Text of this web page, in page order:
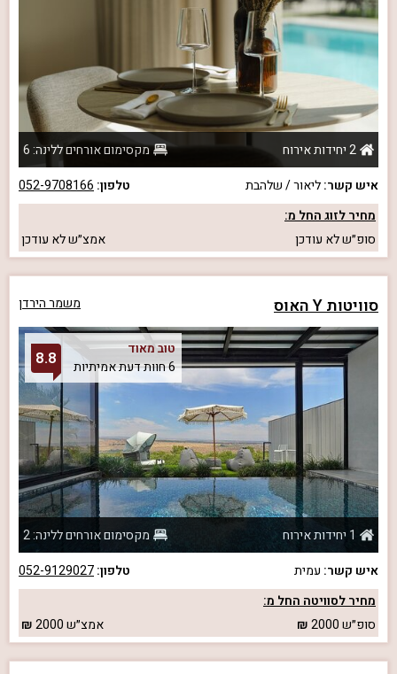
2 יחידות אירוח
מקסימום אורחים ללינה: 6
איש קשר:ליאור / שלהבת טלפון: 052-9708166
מחיר לזוג החל מ:
סופ״שלא עודכן אמצ״שלא עודכן
סוויטות Y האוס משמר הירדן
טוב מאוד
6 חוות דעת אמיתיות
8.8
1 יחידות אירוח
מקסימום אורחים ללינה: 2
איש קשר: עמית טלפון:052-9129027
מחיר לסוויטה החל מ:
סופ״ש2000 אמצ״ש2000